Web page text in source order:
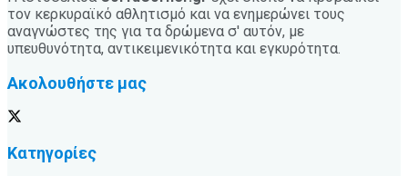
τον κερκυραϊκό αθλητισμό και να ενημερώνει τους
αναγνώστες της για τα δρώμενα σ' αυτόν, με
υπευθυνότητα, αντικειμενικότητα και εγκυρότητα.
Ακολουθήστε μας
Κατηγορίες